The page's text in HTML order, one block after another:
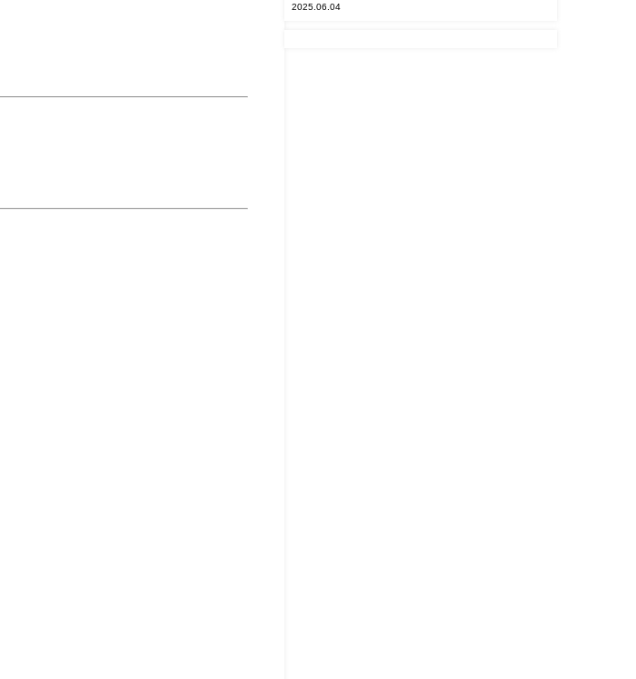
2025.06.04